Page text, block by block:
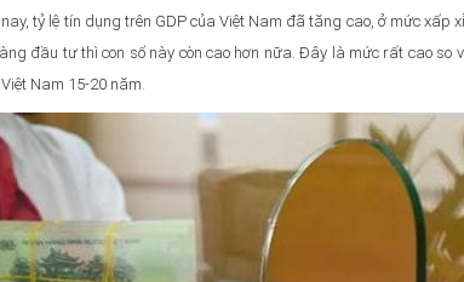
nay, tỷ lệ tín dụng trên GDP của Việt Nam đã tăng cao, ở mức
đầu tư thì con số này còn cao hơn nữa. Đây là mức rất cao so
Nam 15-20 năm.